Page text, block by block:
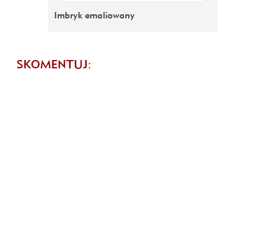
Imbryk emaliowany
SKOMENTUJ: